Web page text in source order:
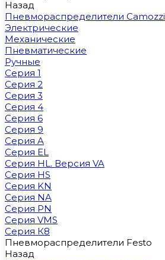
Назад
Пневмораспределители Camozzi
Электрические
Механические
Пневматические
Ручные
Серия 1
Серия 2
Серия 3
Серия 4
Серия 6
Серия 9
Серия A
Серия EL
Серия HL. Версия VA
Серия HS
Серия KN
Серия NA
Серия PN
Серия VMS
Серия К8
Пневмораспределители Festo
Назад